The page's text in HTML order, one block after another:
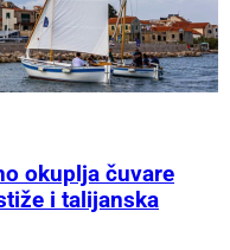
okuplja čuvare
i talijanska